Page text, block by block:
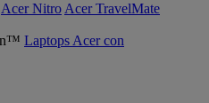
Acer Nitro Acer TravelMate
Laptops Acer con